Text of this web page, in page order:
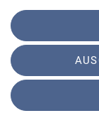
01.09.2025